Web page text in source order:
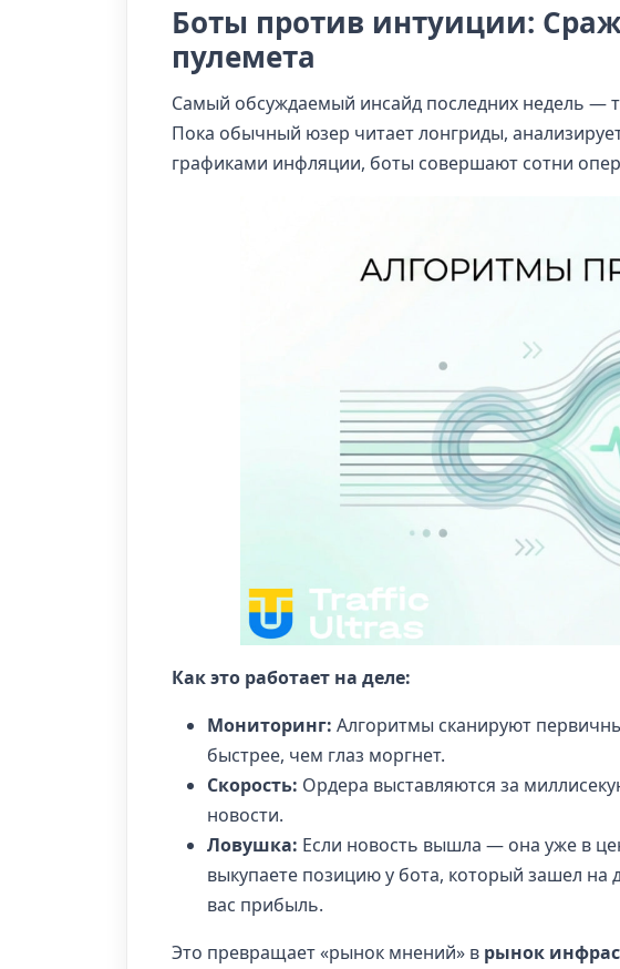
Боты против интуиции:
пулемета
Самый обсуждаемый инсайд последних недель —
Пока обычный юзер читает лонгриды,
графиками инфляции, боты совершают сотни
Как это работает на деле:
Мониторинг: Алгоритмы сканируют
быстрее, чем глаз моргнет.
Скорость: Ордера выставляются за
новости.
Ловушка: Если новость вышла — она уже в
выкупаете позицию у бота, который зашел
вас прибыль.
Это превращает «рынок мнений» в рынок